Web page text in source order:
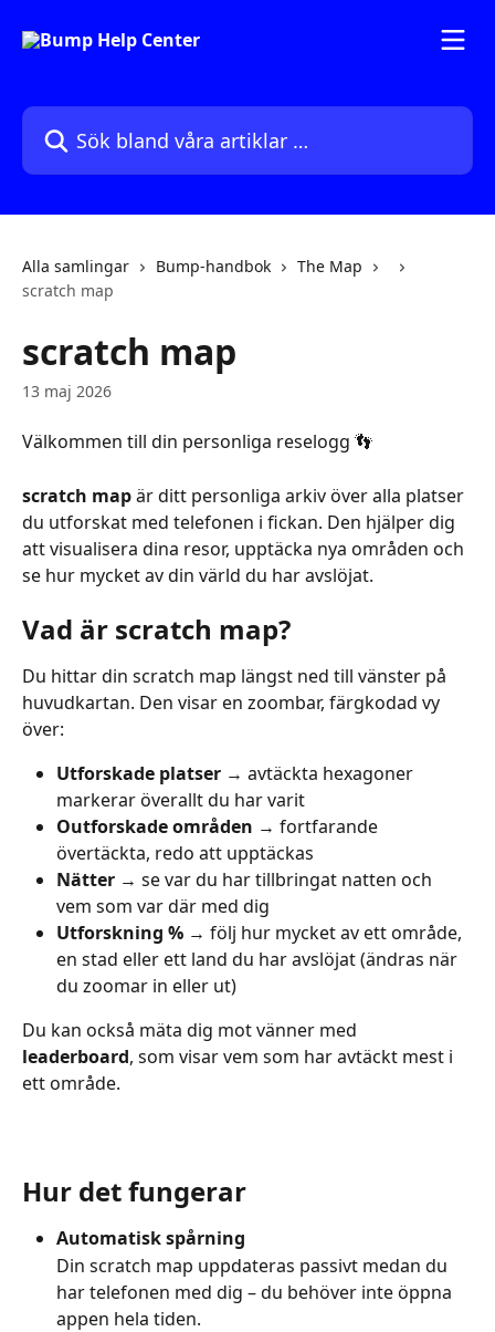
Sök bland våra artiklar …
Alla samlingar Bump-handbok
The Map
scratch map
scratch map
13 maj 2026
Välkommen till din personliga reselogg 👣
scratch map är ditt personliga arkiv över alla platser
du utforskat med telefonen i fickan. Den hjälper dig
att visualisera dina resor, upptäcka nya områden och
se hur mycket av din värld du har avslöjat.
Vad är scratch map?
Du hittar din scratch map längst ned till vänster på
huvudkartan. Den visar en zoombar, färgkodad vy
över:
Utforskade platser → avtäckta hexagoner
markerar överallt du har varit
Outforskade områden → fortfarande
övertäckta, redo att upptäckas
Nätter → se var du har tillbringat natten och
vem som var där med dig
Utforskning % → följ hur mycket av ett område,
en stad eller ett land du har avslöjat (ändras när
du zoomar in eller ut)
Du kan också mäta dig mot vänner med
leaderboard, som visar vem som har avtäckt mest i
ett område.
Hur det fungerar
Automatisk spårning
Din scratch map uppdateras passivt medan du
har telefonen med dig – du behöver inte öppna
appen hela tiden.